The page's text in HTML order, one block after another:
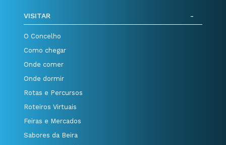
VISITAR
O Concelho
Como chegar
Onde comer
Onde dormir
Rotas e Percursos
Roteiros Virtuais
Feiras e Mercados
Sabores da Beira